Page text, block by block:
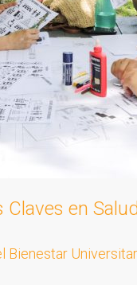
en Salud
Bienestar